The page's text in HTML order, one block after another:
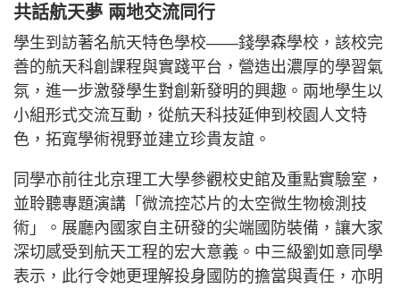
共話航天夢 兩地交流同行
學生到訪著名航天特色學校——錢學森學校，該校完
善的航天科創課程與實踐平台，營造出濃厚的學習氣
氛，進一步激發學生對創新發明的興趣。兩地學生以
小組形式交流互動，從航天科技延伸到校園人文特
色，拓寬學術視野並建立珍貴友誼。
同學亦前往北京理工大學參觀校史館及重點實驗室，
並聆聽專題演講「微流控芯片的太空微生物檢測技
術」。展廳內國家自主研發的尖端國防裝備，讓大家
深切感受到航天工程的宏大意義。中三級劉如意同學
表示，此行令她更理解投身國防的擔當與責任，亦明